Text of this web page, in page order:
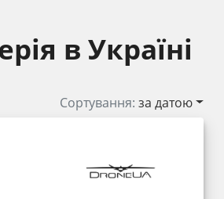
в Україні
Сортування:за датою